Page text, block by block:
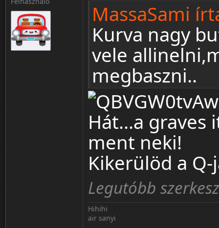
MassaSami
Kurva nagy
vele
megbaszni..
Hát...a graves
ment neki!
Kikerülöd a
Legutóbb
Hihihi
air sanyi